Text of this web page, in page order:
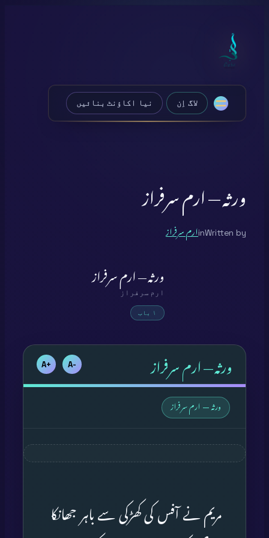
content
لاگ اِن نیا اکاؤنٹ بنائیں
ورثہ — ارم سرفراز
Written by
inارم سرفراز
ورثہ — ارم سرفراز
ارم سرفراز
۱ باب
ورثہ — ارم سرفراز -A
+A
ورثہ — ارم سرفراز
مریم نے آفس کی کھڑکی سے باہر جھانکا